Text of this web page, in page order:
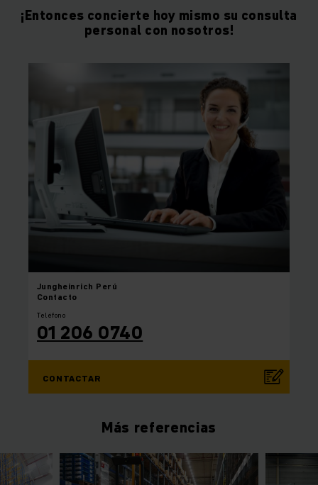
¡Entonces concierte hoy mismo su consulta
personal con nosotros!
Jungheinrich Perú
Contacto
Teléfono
01 206 0740
CONTACTAR
Más referencias